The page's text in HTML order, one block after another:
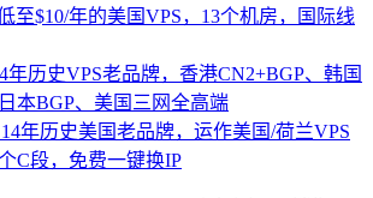
至$10/年的美国VPS，13个机房，国际线
年历史VPS老品牌，香港CN2+BGP、韩国
本BGP、美国三网全高端
14年历史美国老品牌，运作美国/荷兰VPS
C段，免费一键换IP